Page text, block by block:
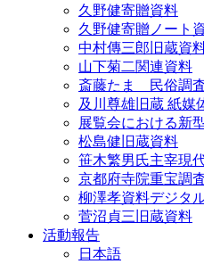
久野健寄贈資料
久野健寄贈ノート
中村傳三郎旧蔵資
山下菊二関連資料
斎藤たま 民俗調
及川尊雄旧蔵 紙媒
展覧会における新
松島健旧蔵資料
笹木繁男氏主宰現
京都府寺院重宝調
柳澤孝資料デジタ
菅沼貞三旧蔵資料
活動報告
日本語